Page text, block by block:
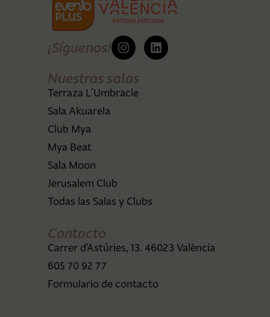
¡Síguenos!
Nuestras salas
Terraza L´Umbracle
Sala Akuarela
Club Mya
Mya Beat
Sala Moon
Jerusalem Club
Todas las Salas y Clubs
Contacto
Carrer d’Astúries, 13. 46023 València
605 70 92 77
Formulario de contacto